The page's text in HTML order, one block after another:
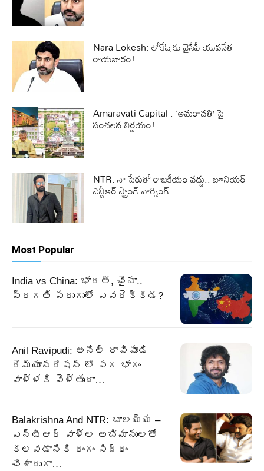
Nara Lokesh: లోకేష్ కు వైసీపీ యువనేత
రాయబారం!
Amaravati Capital : ‘అమరావతి’ పై
సంచలన నిర్ణయం!
NTR: నా పేరుతో రాజకీయం వద్దు.. జూనియర్
ఎన్టీఆర్ స్ట్రాంగ్ వార్నింగ్
Most Popular
India vs China: భారత్, చైనా..
ప్రగతి పరుగులో ఎవరెక్కడ?
Anil Ravipudi: అనిల్ రావిపూడి
రెమ్యూనరేషన్ లో సగ భాగం
వాళ్ళకి వెళ్తుందా…
Balakrishna And NTR: బాలయ్య –
ఎన్టీఆర్ వాళ్ల అభిమానులతో
కలవడానికి రంగం సిద్ధం
చేశారుగా…